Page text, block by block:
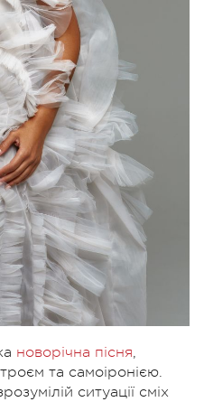
новорічна пісня,
та самоіронією.
ситуації сміх